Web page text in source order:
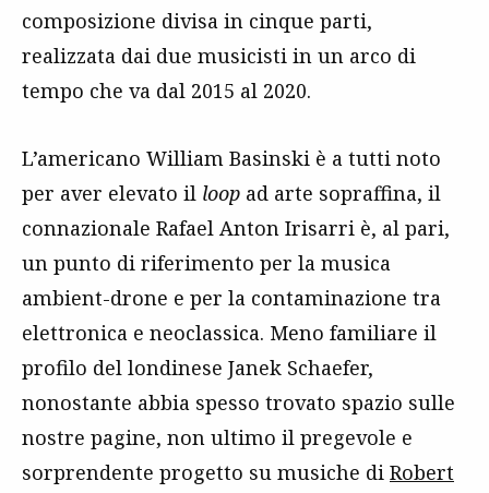
composizione divisa in cinque parti,
realizzata dai due musicisti in un arco di
tempo che va dal 2015 al 2020.
L’americano William Basinski è a tutti noto
per aver elevato il loop ad arte sopraffina, il
connazionale Rafael Anton Irisarri è, al pari,
un punto di riferimento per la musica
ambient-drone e per la contaminazione tra
elettronica e neoclassica. Meno familiare il
profilo del londinese Janek Schaefer,
nonostante abbia spesso trovato spazio sulle
nostre pagine, non ultimo il pregevole e
sorprendente progetto su musiche di Robert